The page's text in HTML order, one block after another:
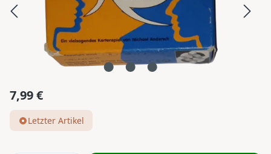
Regulärer Preis:
7,99 €
Letzter Artikel